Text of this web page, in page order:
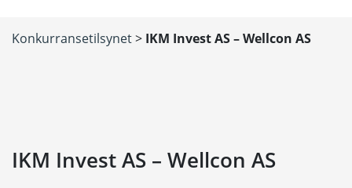
Konkurransetilsynet> IKM Invest AS – Wellcon AS
IKM Invest AS – Wellcon AS